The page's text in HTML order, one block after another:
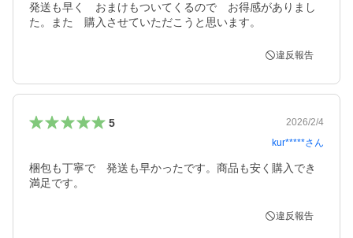
発送も早く　おまけもついてくるので　お得感がありまし
た。また　購入させていただこうと思います。
違反報告
5
2026/2/4
kur*****さん
梱包も丁寧で　発送も早かったです。商品も安く購入でき
満足です。
違反報告